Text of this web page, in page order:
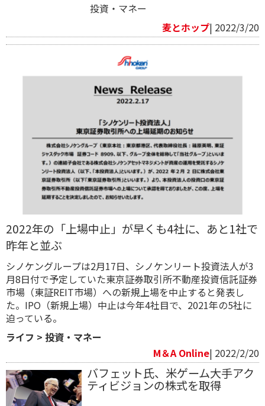
投資・マネー
麦とホップ| 2022/3/20
2022年の「上場中止」が早くも4社に、あと1社で
昨年と並ぶ
シノケングループは2月17日、シノケンリート投資法人が3
月8日付で予定していた東京証券取引所不動産投資信託証券
市場（東証REIT市場）への新規上場を中止すると発表し
た。IPO（新規上場）中止は今年4社目で、2021年の5社に
迫っている。
ライフ > 投資・マネー
M＆A Online| 2022/2/20
バフェット氏、米ゲーム大手アク
ティビジョンの株式を取得